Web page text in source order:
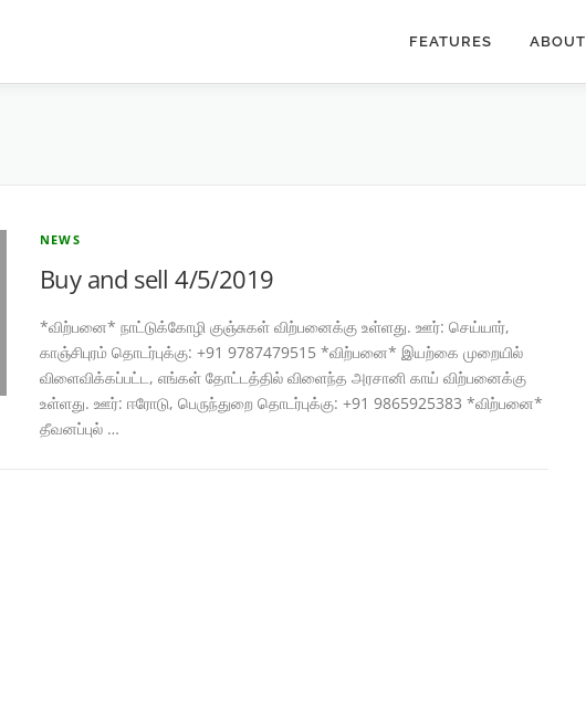
FEATURES ABOUT
NEWS
Buy and sell 4/5/2019
*விற்பனை* நாட்டுக்கோழி குஞ்சுகள் விற்பனைக்கு உள்ளது. ஊர்: செய்யார்,
காஞ்சிபுரம் தொடர்புக்கு: +91 9787479515 *விற்பனை* இயற்கை முறையில்
விளைவிக்கப்பட்ட, எங்கள் தோட்டத்தில் விளைந்த அரசானி காய் விற்பனைக்கு
உள்ளது. ஊர்: ஈரோடு, பெருந்துறை தொடர்புக்கு: +91 9865925383 *விற்பனை*
தீவனப்புல் …